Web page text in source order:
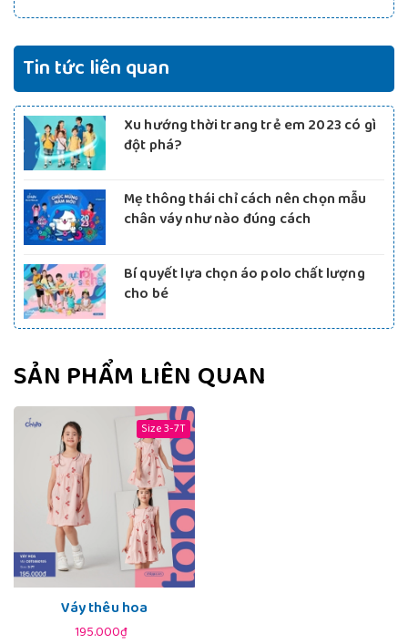
Tin tức liên quan
Xu hướng thời trang trẻ em 2023 có gì
đột phá?
Mẹ thông thái chỉ cách nên chọn mẫu
chân váy như nào đúng cách
Bí quyết lựa chọn áo polo chất lượng
cho bé
SẢN PHẨM LIÊN QUAN
Size 3-7T
Váy thêu hoa
195.000₫